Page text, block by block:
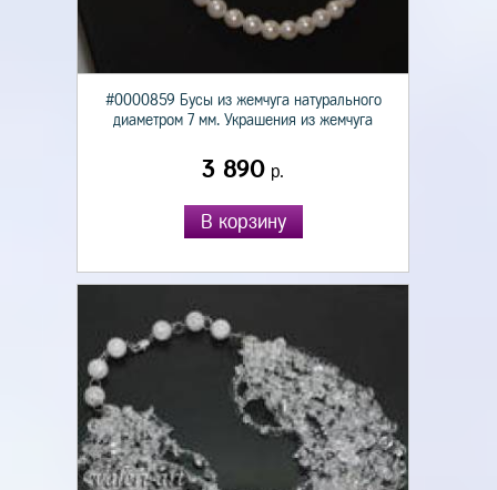
#0000859 Бусы из жемчуга натурального
диаметром 7 мм. Украшения из жемчуга
3 890 р.
В корзину